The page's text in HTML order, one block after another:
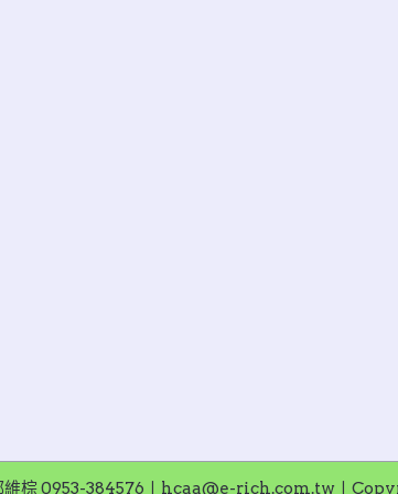
維棕 0953-384576〡hcaa@e-rich.com.tw〡